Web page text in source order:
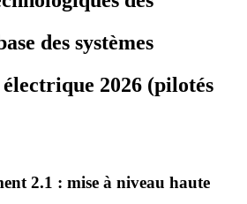
des systèmes
2026 (pilotés
2.1 : mise à niveau haute